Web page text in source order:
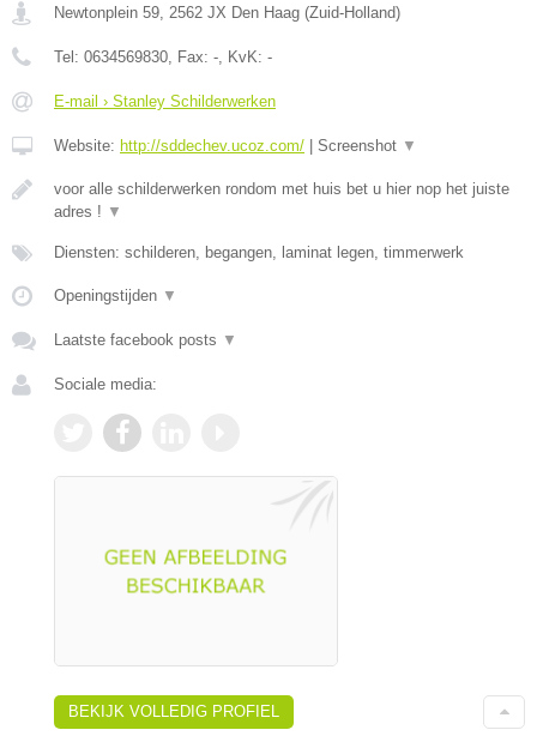
Newtonplein 59, 2562 JX Den Haag (Zuid-Holland)
Tel: 0634569830, Fax: -, KvK: -
E-mail › Stanley Schilderwerken
Website: http://sddechev.ucoz.com/ Screenshot ▼
voor alle schilderwerken rondom met huis bet u hier nop het juiste
adres ! ▼
Diensten: schilderen, begangen, laminat legen, timmerwerk
Openingstijden ▼
Laatste facebook posts ▼
Sociale media:
BEKIJK VOLLEDIG PROFIEL